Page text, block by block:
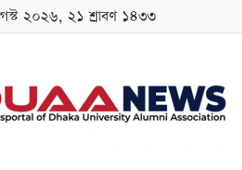
২০২৬, ২১ শ্রাবণ ১৪৩৩